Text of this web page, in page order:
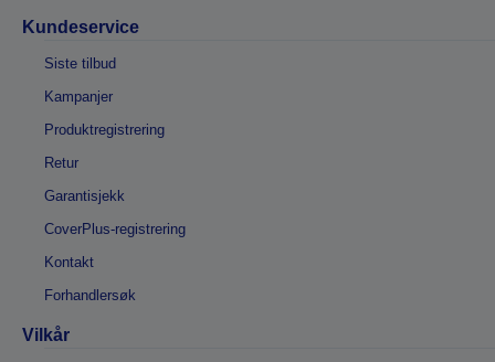
Kundeservice
Siste tilbud
Kampanjer
Produktregistrering
Retur
Garantisjekk
CoverPlus-registrering
Kontakt
Forhandlersøk
Vilkår